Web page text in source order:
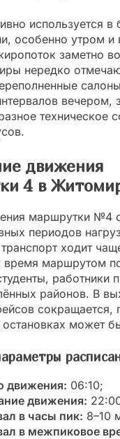
используется в
особенно утром и
заметно
нередко
вечером,
техническое
движения
4 в
маршрутки №4
периодов
ходит
время маршрутом
работники
районов. В
сокращается,
может
движения: 06:10;
движения:
в часы пик: 8–10
в межпиковое